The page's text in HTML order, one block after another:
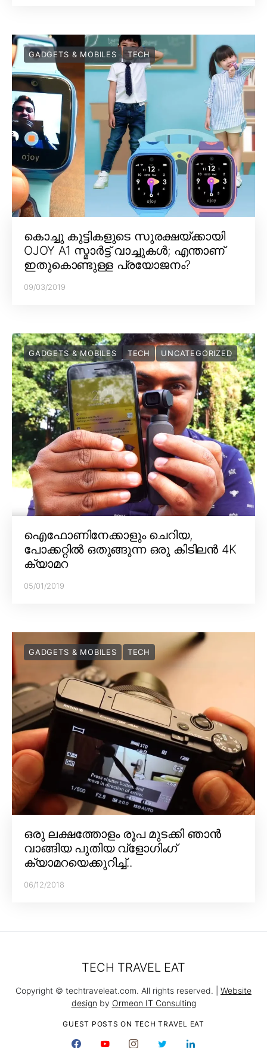
GADGETS & MOBILES TECH
കൊച്ചു കുട്ടികളുടെ സുരക്ഷയ്ക്കായി
OJOY A1 സ്മാർട്ട് വാച്ചുകൾ; എന്താണ്
ഇതുകൊണ്ടുള്ള പ്രയോജനം?
09/03/2019
GADGETS & MOBILES TECH UNCATEGORIZED
ഐഫോണിനേക്കാളും ചെറിയ,
പോക്കറ്റിൽ ഒതുങ്ങുന്ന ഒരു കിടിലൻ 4K
ക്യാമറ
05/01/2019
GADGETS & MOBILES TECH
ഒരു ലക്ഷത്തോളം രൂപ മുടക്കി ഞാൻ
വാങ്ങിയ പുതിയ വ്‌ളോഗിംഗ്
ക്യാമറയെക്കുറിച്ച്..
06/12/2018
GUEST POSTS ON TECH TRAVEL EAT
TECH TRAVEL EAT
Copyright © techtraveleat.com. All rights reserved. | Website
design by Ormeon IT Consulting